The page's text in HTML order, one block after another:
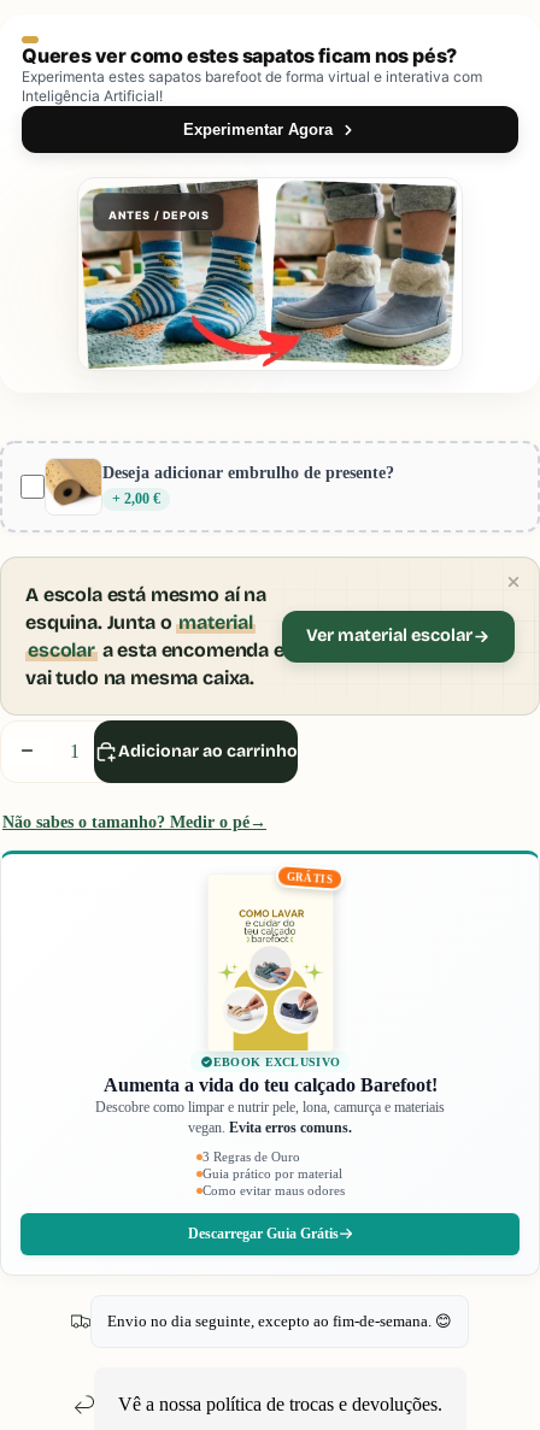
Queres ver como estes sapatos ficam nos pés?
Experimenta estes sapatos barefoot de forma virtual e interativa com
Inteligência Artificial!
Experimentar Agora
ANTES / DEPOIS
Pré-visualização:
Fechada Popa Azul
Provador Virtual.
Iniciar Sessão
Deseja adicionar embrulho de presente?
+ 2,00 €
Diminuir
quantidade
Aumentar
A escola está mesmo aí na
esquina. Junta omaterial
escolara esta encomenda e
vai tudo na mesma caixa.
Ver material escolar
Adicionar ao carrinho
Não sabes o tamanho? Medir o pé→
GRÁTIS
EBOOK EXCLUSIVO
Aumenta a vida do teu calçado Barefoot!
Descobre como limpar e nutrir pele, lona, camurça e materiais
vegan. Evita erros comuns.
3 Regras de Ouro
Guia prático por material
Como evitar maus odores
Descarregar Guia Grátis
Envio no dia seguinte, excepto ao fim-de-semana. 😊
Vê a nossa política de trocas e devoluções.